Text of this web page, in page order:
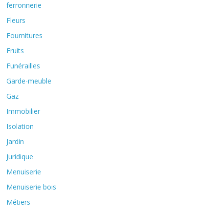
ferronnerie
Fleurs
Fournitures
Fruits
Funérailles
Garde-meuble
Gaz
Immobilier
Isolation
Jardin
Juridique
Menuiserie
Menuiserie bois
Métiers